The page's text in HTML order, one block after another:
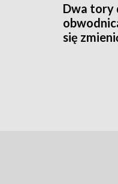
Dwa tory
się